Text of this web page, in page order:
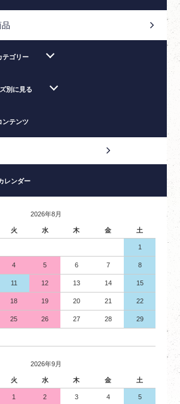
テゴリー
別に見る
ンテンツ
レンダー
2026年8月
火 水 木 金 土
1
4 5 6 7 8
11 12 13 14 15
18 19 20 21 22
25 26 27 28 29
2026年9月
火 水 木 金 土
1 2 3 4 5